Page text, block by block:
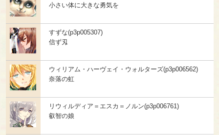
小さい体に大きな勇気を
すずな(p3p005307)
信ず刄
ウィリアム・ハーヴェイ・ウォルターズ(p3p006562)
奈落の虹
リウィルディア＝エスカ＝ノルン(p3p006761)
叡智の娘